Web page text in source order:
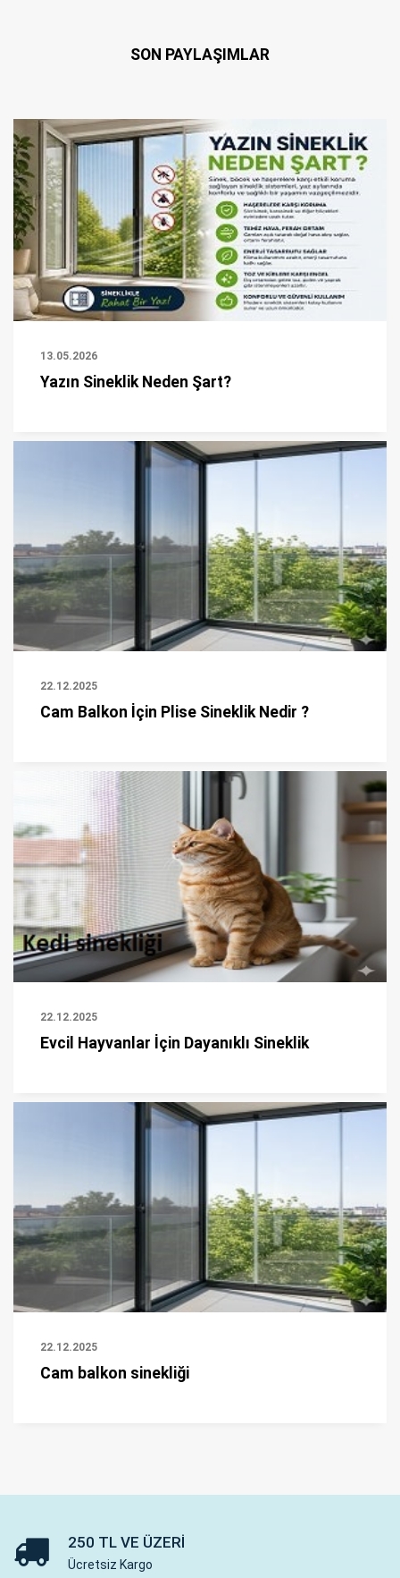
SON PAYLAŞIMLAR
13.05.2026
Yazın Sineklik Neden Şart?
22.12.2025
Cam Balkon İçin Plise Sineklik Nedir ?
22.12.2025
Evcil Hayvanlar İçin Dayanıklı Sineklik
22.12.2025
Cam balkon sinekliği
250 TL VE ÜZERI
Ücretsiz Kargo